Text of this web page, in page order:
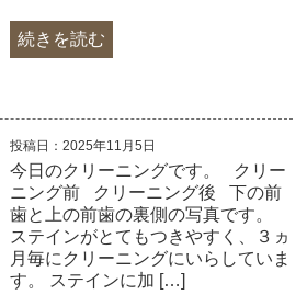
続きを読む
投稿日：2025年11月5日
今日のクリーニングです。 クリー
ニング前 クリーニング後 下の前
歯と上の前歯の裏側の写真です。
ステインがとてもつきやすく、３ヵ
月毎にクリーニングにいらしていま
す。 ステインに加 […]